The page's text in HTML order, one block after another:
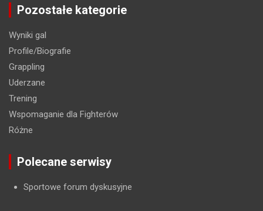
Pozostałe kategorie
Wyniki gal
Profile/Biografie
Grappling
Uderzane
Trening
Wspomaganie dla Fighterów
Różne
Polecane serwisy
Sportowe forum dyskusyjne